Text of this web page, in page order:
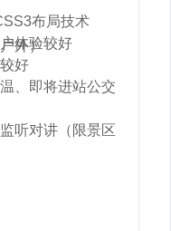
外）
布局技术
体验较好
好
、即将进站公交
听对讲（限景区